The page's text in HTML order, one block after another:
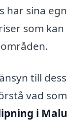
har sina
som kan
till
vad
i